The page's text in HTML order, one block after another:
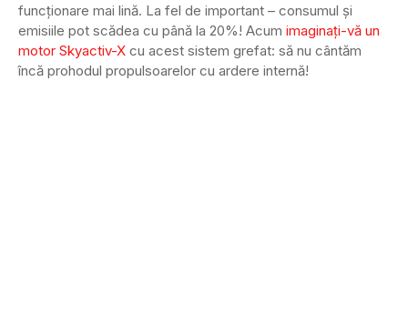
funcționare mai lină. La fel de important – consumul și
emisiile pot scădea cu până la 20%! Acum imaginați-vă un
motor Skyactiv-X cu acest sistem grefat: să nu cântăm
încă prohodul propulsoarelor cu ardere internă!